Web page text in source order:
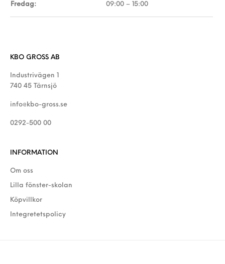
Fredag: 09:00 – 15:00
KBO GROSS AB
Industrivägen 1
740 45 Tärnsjö
info@kbo-gross.se
0292-500 00
INFORMATION
Om oss
Lilla fönster-skolan
Köpvillkor
Integretetspolicy